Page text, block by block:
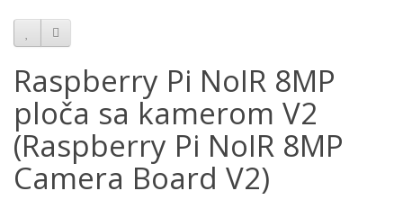
Raspberry Pi NoIR 8MP
ploča sa kamerom V2
(Raspberry Pi NoIR 8MP
Camera Board V2)